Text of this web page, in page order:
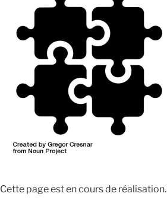
Cette page est en cours de réalisation.